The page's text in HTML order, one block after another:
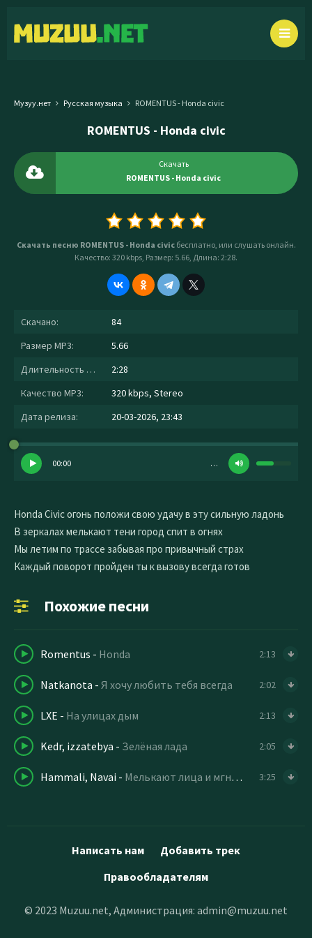
Музуу.нет Русская музыка ROMENTUS - Honda civic
ROMENTUS - Honda civic
Скачать
ROMENTUS - Honda civic
Скачать песню ROMENTUS - Honda civicбесплатно, или слушать онлайн.
Качество: 320 kbps, Размер: 5.66, Длина: 2:28.
Скачано:
84
Размер MP3:
5.66
Длительность MP3:
2:28
Качество MP3:
320 kbps, Stereo
Дата релиза:
20-03-2026, 23:43
00:00 …
Honda Civic огонь положи свою удачу в эту сильную ладонь
В зеркалах мелькают тени город спит в огнях
Мы летим по трассе забывая про привычный страх
Каждый поворот пройден ты к вызову всегда готов
Похожие песни
Romentus - Honda 2:13
Natkanota - Я хочу любить тебя всегда 2:02
LXE - На улицах дым 2:13
Kedr, izzatebya - Зелёная лада 2:05
Hammali, Navai - Мелькают лица и мгновения но только где то через век 3:25
Написать нам
Добавить трек
Правообладателям
© 2023 Muzuu.net, Администрация: admin@muzuu.net